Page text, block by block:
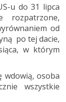
u do 31 lipca
rozpatrzone,
od
po tej dacie,
w którym
wdowią, osoba
wszystkie